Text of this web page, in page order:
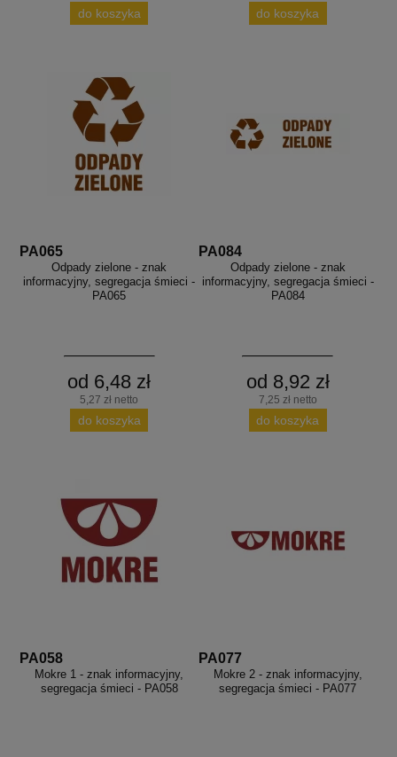
do koszyka do koszyka
PA065
Odpady zielone - znak
informacyjny, segregacja śmieci -
PA065
od 6,48 zł
5,27 zł netto
do koszyka
PA084
Odpady zielone - znak
informacyjny, segregacja śmieci -
PA084
od 8,92 zł
7,25 zł netto
do koszyka
PA058
Mokre 1 - znak informacyjny,
segregacja śmieci - PA058
PA077
Mokre 2 - znak informacyjny,
segregacja śmieci - PA077